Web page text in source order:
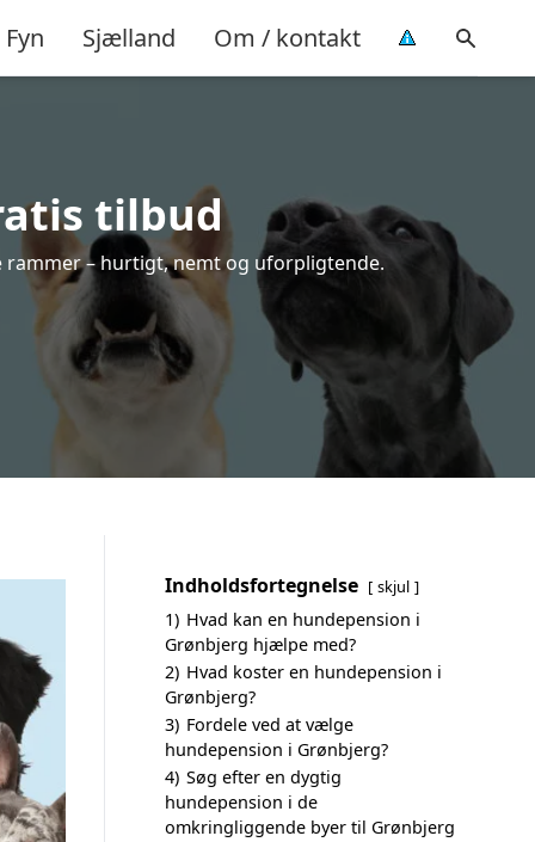
Fyn Sjælland Om / kontakt
tilbud
– hurtigt, nemt og uforpligtende.
Indholdsfortegnelse skjul
1) Hvad kan en hundepension i
Grønbjerg hjælpe med?
2) Hvad koster en hundepension i
Grønbjerg?
3) Fordele ved at vælge
hundepension i Grønbjerg?
4) Søg efter en dygtig
hundepension i de
omkringliggende byer til Grønbjerg